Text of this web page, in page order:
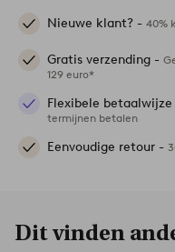
Nieuwe klant? - 40%
Gratis verzending -
129 euro*
Flexibele
termijnen betalen
Eenvoudige retour -
Dit vinden